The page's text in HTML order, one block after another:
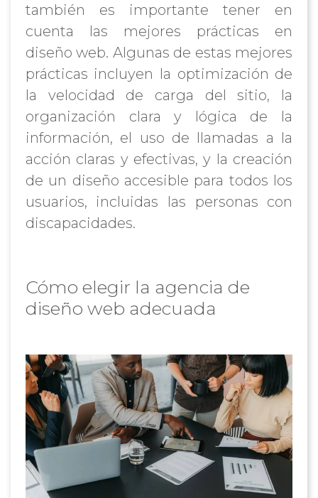
también es importante tener en
cuenta las mejores prácticas en
diseño web. Algunas de estas mejores
prácticas incluyen la optimización de
la velocidad de carga del sitio, la
organización clara y lógica de la
información, el uso de llamadas a la
acción claras y efectivas, y la creación
de un diseño accesible para todos los
usuarios, incluidas las personas con
discapacidades.
Cómo elegir la agencia de
diseño web adecuada